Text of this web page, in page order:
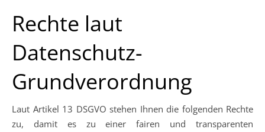
Rechte laut
Datenschutz-
Grundverordnung
Laut Artikel 13 DSGVO stehen Ihnen die folgenden Rechte
zu, damit es zu einer fairen und transparenten